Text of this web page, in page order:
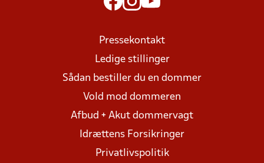
Pressekontakt
Ledige stillinger
Sådan bestiller du en dommer
Vold mod dommeren
Afbud + Akut dommervagt
Idrættens Forsikringer
Privatlivspolitik